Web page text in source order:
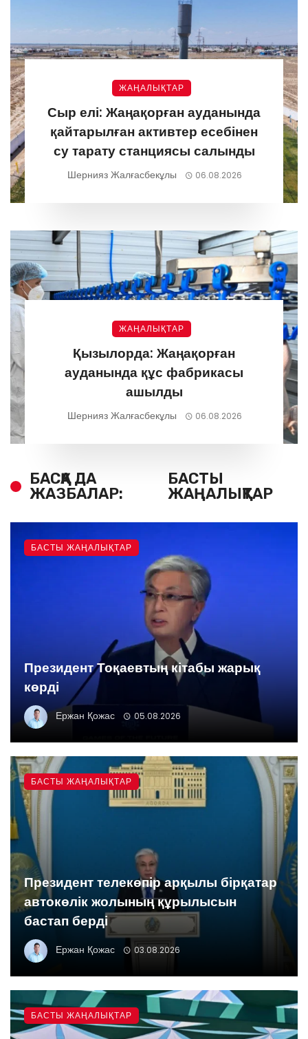
ЖАҢАЛЫҚТАР
Сыр елі: Жаңақорған ауданында
қайтарылған активтер есебінен
су тарату станциясы салынды
Шернияз Жалғасбекұлы 06.08.2026
ЖАҢАЛЫҚТАР
Қызылорда: Жаңақорған
ауданында құс фабрикасы
ашылды
Шернияз Жалғасбекұлы 06.08.2026
БАСҚА ДА
ЖАЗБАЛАР:
БАСТЫ
ЖАҢАЛЫҚТАР
Президент Тоқаевтың кітабы жарық
көрді
Ержан Қожас 05.08.2026
БАСТЫ ЖАҢАЛЫҚТАР
Президент телекөпір арқылы бірқатар
автокөлік жолының құрылысын
бастап берді
Ержан Қожас 03.08.2026
БАСТЫ ЖАҢАЛЫҚТАР
БАСТЫ ЖАҢАЛЫҚТАР